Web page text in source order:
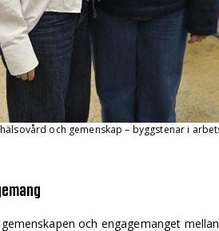
och gemenskap – byggstenar i
och engagemanget